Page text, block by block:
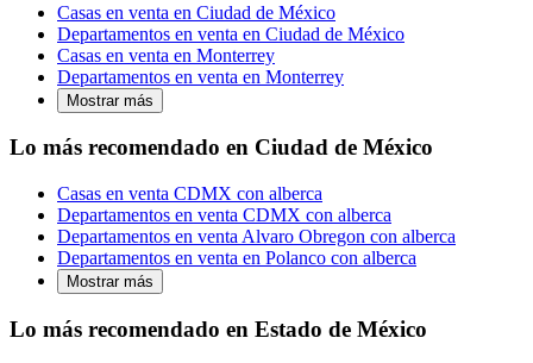
Casas en venta en Ciudad de México
Departamentos en venta en Ciudad de México
Casas en venta en Monterrey
Departamentos en venta en Monterrey
Mostrar más
Lo más recomendado en Ciudad de México
Casas en venta CDMX con alberca
Departamentos en venta CDMX con alberca
Departamentos en venta Alvaro Obregon con alberca
Departamentos en venta en Polanco con alberca
Mostrar más
Lo más recomendado en Estado de México